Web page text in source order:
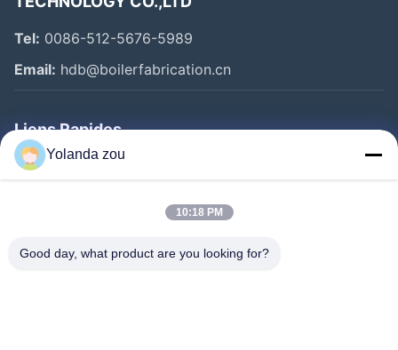
Tel: 0086-512-5676-5989
Email: hdb@boilerfabrication.cn
Liens Rapides
Maison
Visite D'usine
Yolanda zou
10:18 PM
Good day, what product are you looking for?